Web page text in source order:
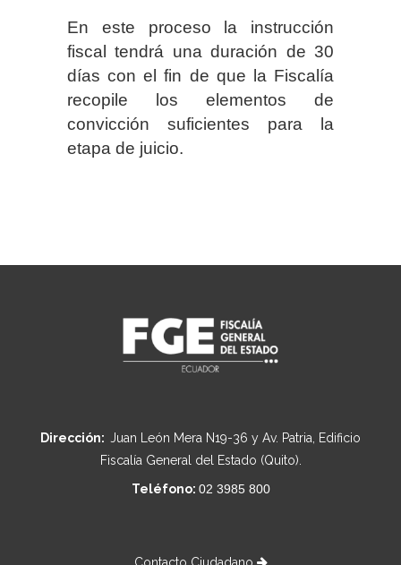
En este proceso la instrucción
fiscal tendrá una duración de 30
días con el fin de que la Fiscalía
recopile los elementos de
convicción suficientes para la
etapa de juicio.
Dirección: Juan León Mera N19-36 y Av. Patria, Edificio
Fiscalía General del Estado (Quito).
Teléfono: 02 3985 800